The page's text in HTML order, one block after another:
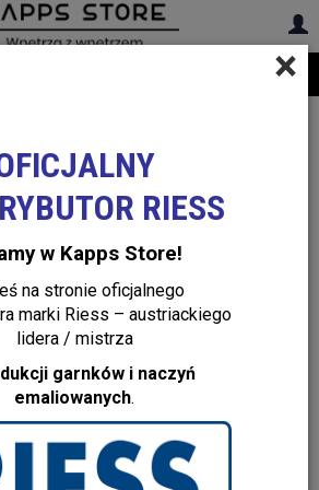
+48 22 299 19 84
×
RIESS
w Kapps Store!
na stronie oficjalnego
marki Riess – austriackiego
lidera / mistrza
garnków i naczyń
emaliowanych.